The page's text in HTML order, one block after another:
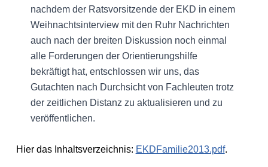
nachdem der Ratsvorsitzende der EKD in einem
Weihnachtsinterview mit den Ruhr Nachrichten
auch nach der breiten Diskussion noch einmal
alle Forderungen der Orientierungshilfe
bekräftigt hat, entschlossen wir uns, das
Gutachten nach Durchsicht von Fachleuten trotz
der zeitlichen Distanz zu aktualisieren und zu
veröffentlichen.
Hier das Inhaltsverzeichnis: EKDFamilie2013.pdf.